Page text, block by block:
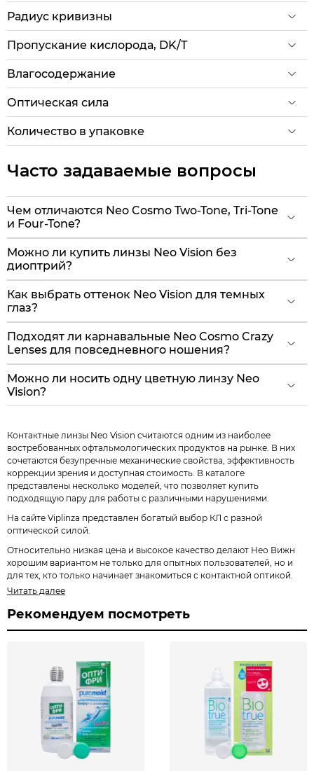
Радиус кривизны
Пропускание кислорода, DK/T
Влагосодержание
Оптическая сила
Количество в упаковке
Часто задаваемые вопросы
Чем отличаются Neo Cosmo Two-Tone, Tri-Tone
и Four-Tone?
Можно ли купить линзы Neo Vision без
диоптрий?
Как выбрать оттенок Neo Vision для темных
глаз?
Подходят ли карнавальные Neo Cosmo Crazy
Lenses для повседневного ношения?
Можно ли носить одну цветную линзу Neo
Vision?
Контактные линзы Neo Vision считаются одним из наиболее
востребованных офтальмологических продуктов на рынке. В них
сочетаются безупречные механические свойства, эффективность
коррекции зрения и доступная стоимость. В каталоге
представлены несколько моделей, что позволяет купить
подходящую пару для работы с различными нарушениями.
На сайте Viplinza представлен богатый выбор КЛ с разной
оптической силой.
Относительно низкая цена и высокое качество делают Нео Вижн
хорошим вариантом не только для опытных пользователей, но и
для тех, кто только начинает знакомиться с контактной оптикой.
Читать далее
Рекомендуем посмотреть